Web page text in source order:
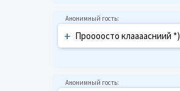
+ Проооосто клаааасниий *)